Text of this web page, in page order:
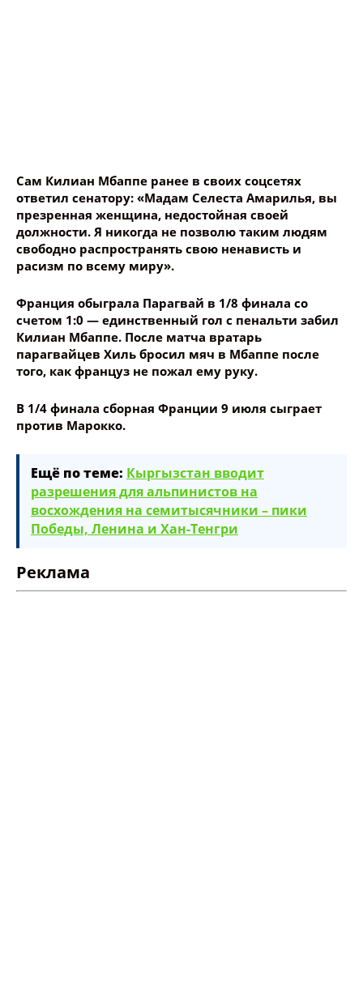
Сам Килиан Мбаппе ранее в своих соцсетях
ответил сенатору: «Мадам Селеста Амарилья, вы
презренная женщина, недостойная своей
должности. Я никогда не позволю таким людям
свободно распространять свою ненависть и
расизм по всему миру».
Франция обыграла Парагвай в 1/8 финала со
счетом 1:0 — единственный гол с пенальти забил
Килиан Мбаппе. После матча вратарь
парагвайцев Хиль бросил мяч в Мбаппе после
того, как француз не пожал ему руку.
В 1/4 финала сборная Франции 9 июля сыграет
против Марокко.
Ещё по теме: Кыргызстан вводит
разрешения для альпинистов на
восхождения на семитысячники – пики
Победы, Ленина и Хан-Тенгри
Реклама